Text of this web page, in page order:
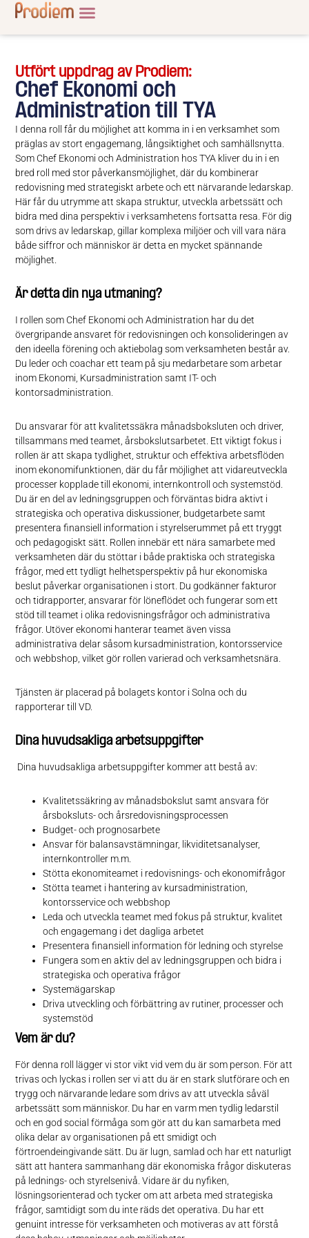
Utfört uppdrag av Prodiem:
Chef Ekonomi och
Administration till TYA
I denna roll får du möjlighet att komma in i en verksamhet som
präglas av stort engagemang, långsiktighet och samhällsnytta.
Som Chef Ekonomi och Administration hos TYA kliver du in i en
bred roll med stor påverkansmöjlighet, där du kombinerar
redovisning med strategiskt arbete och ett närvarande ledarskap.
Här får du utrymme att skapa struktur, utveckla arbetssätt och
bidra med dina perspektiv i verksamhetens fortsatta resa. För dig
som drivs av ledarskap, gillar komplexa miljöer och vill vara nära
både siffror och människor är detta en mycket spännande
möjlighet.
Är detta din nya utmaning?
I rollen som Chef Ekonomi och Administration har du det
övergripande ansvaret för redovisningen och konsolideringen av
den ideella förening och aktiebolag som verksamheten består av.
Du leder och coachar ett team på sju medarbetare som arbetar
inom Ekonomi, Kursadministration samt IT- och
kontorsadministration.
Du ansvarar för att kvalitetssäkra månadsboksluten och driver,
tillsammans med teamet, årsbokslutsarbetet. Ett viktigt fokus i
rollen är att skapa tydlighet, struktur och effektiva arbetsflöden
inom ekonomifunktionen, där du får möjlighet att vidareutveckla
processer kopplade till ekonomi, internkontroll och systemstöd.
Du är en del av ledningsgruppen och förväntas bidra aktivt i
strategiska och operativa diskussioner, budgetarbete samt
presentera finansiell information i styrelserummet på ett tryggt
och pedagogiskt sätt. Rollen innebär ett nära samarbete med
verksamheten där du stöttar i både praktiska och strategiska
frågor, med ett tydligt helhetsperspektiv på hur ekonomiska
beslut påverkar organisationen i stort. Du godkänner fakturor
och tidrapporter, ansvarar för löneflödet och fungerar som ett
stöd till teamet i olika redovisningsfrågor och administrativa
frågor. Utöver ekonomi hanterar teamet även vissa
administrativa delar såsom kursadministration, kontorsservice
och webbshop, vilket gör rollen varierad och verksamhetsnära.
Tjänsten är placerad på bolagets kontor i Solna och du
rapporterar till VD.
Dina huvudsakliga arbetsuppgifter
Dina huvudsakliga arbetsuppgifter kommer att bestå av:
Kvalitetssäkring av månadsbokslut samt ansvara för
årsboksluts- och årsredovisningsprocessen
Budget- och prognosarbete
Ansvar för balansavstämningar, likviditetsanalyser,
internkontroller m.m.
Stötta ekonomiteamet i redovisnings- och ekonomifrågor
Stötta teamet i hantering av kursadministration,
kontorsservice och webbshop
Leda och utveckla teamet med fokus på struktur, kvalitet
och engagemang i det dagliga arbetet
Presentera finansiell information för ledning och styrelse
Fungera som en aktiv del av ledningsgruppen och bidra i
strategiska och operativa frågor
Systemägarskap
Driva utveckling och förbättring av rutiner, processer och
systemstöd
Vem är du?
För denna roll lägger vi stor vikt vid vem du är som person. För att
trivas och lyckas i rollen ser vi att du är en stark slutförare och en
trygg och närvarande ledare som drivs av att utveckla såväl
arbetssätt som människor. Du har en varm men tydlig ledarstil
och en god social förmåga som gör att du kan samarbeta med
olika delar av organisationen på ett smidigt och
förtroendeingivande sätt. Du är lugn, samlad och har ett naturligt
sätt att hantera sammanhang där ekonomiska frågor diskuteras
på lednings- och styrelsenivå. Vidare är du nyfiken,
lösningsorienterad och tycker om att arbeta med strategiska
frågor, samtidigt som du inte räds det operativa. Du har ett
genuint intresse för verksamheten och motiveras av att förstå